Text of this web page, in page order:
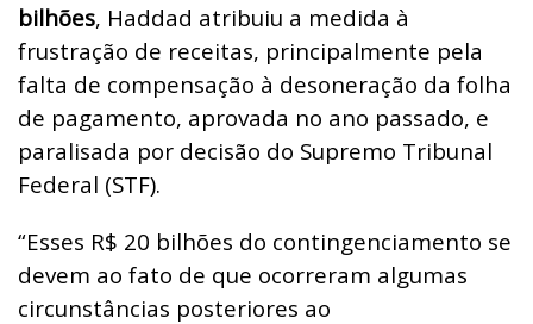
bilhões, Haddad atribuiu a medida à
frustração de receitas, principalmente pela
falta de compensação à desoneração da folha
de pagamento, aprovada no ano passado, e
paralisada por decisão do Supremo Tribunal
Federal (STF).
“Esses R$ 20 bilhões do contingenciamento se
devem ao fato de que ocorreram algumas
circunstâncias posteriores ao